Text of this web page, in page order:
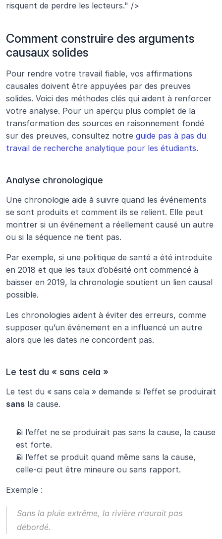
risquent de perdre les lecteurs." />
Comment construire des arguments
causaux solides
Pour rendre votre travail fiable, vos affirmations
causales doivent être appuyées par des preuves
solides. Voici des méthodes clés qui aident à renforcer
votre analyse. Pour un aperçu plus complet de la
transformation des sources en raisonnement fondé
sur des preuves, consultez notre guide pas à pas du
travail de recherche analytique pour les étudiants.
Analyse chronologique
Une chronologie aide à suivre quand les événements
se sont produits et comment ils se relient. Elle peut
montrer si un événement a réellement causé un autre
ou si la séquence ne tient pas.
Par exemple, si une politique de santé a été introduite
en 2018 et que les taux d’obésité ont commencé à
baisser en 2019, la chronologie soutient un lien causal
possible.
Les chronologies aident à éviter des erreurs, comme
supposer qu’un événement en a influencé un autre
alors que les dates ne concordent pas.
Le test du « sans cela »
sans la cause.
Si l’effet ne se produirait pas sans la cause, la cause
est forte.
Si l’effet se produit quand même sans la cause,
celle-ci peut être mineure ou sans rapport.
Exemple :
Sans la pluie extrême, la rivière n’aurait pas
débordé.